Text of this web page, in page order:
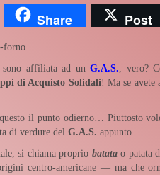
Pinterest
Share Post
sono affiliata ad unG.A.S., vero?
di Acquisto Solidali! Ma se avete
il punto odierno… Piuttosto
di verdure del G.A.S. appunto.
si chiama proprio batatao patata
centro-americane — ma che